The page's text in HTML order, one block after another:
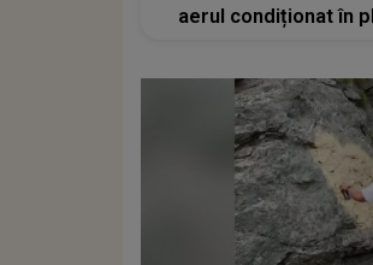
aerul condiționat în